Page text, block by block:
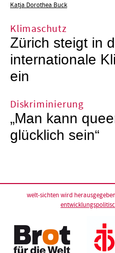
Katja Dorothea Buck
Klimaschutz
Zürich steigt in
internationale
ein
Diskriminierung
„Man kann
glücklich sein“
welt-sichten wird